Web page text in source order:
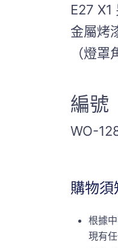
E27 X1
金屬烤
（燈罩
編號
WO-
購物須
根據
現有